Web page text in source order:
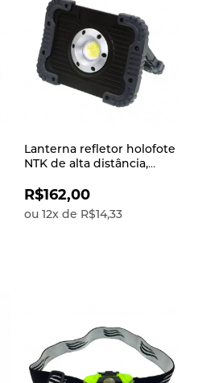
Lanterna refletor holofote
NTK de alta distância,
a água com potência de
800 lúmens Focus
R$162,00
ou 12xde R$14,33